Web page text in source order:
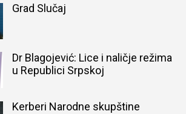
Grad Slučaj
Dr Blagojević: Lice i naličje režima
u Republici Srpskoj
Kerberi Narodne skupštine